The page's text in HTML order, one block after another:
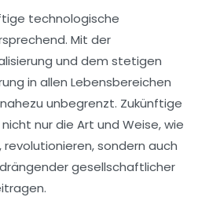
technologische
Mit der
und dem stetigen
in allen Lebensbereichen
unbegrenzt. Zukünftige
nur die Art und Weise, wie
sondern auch
gesellschaftlicher